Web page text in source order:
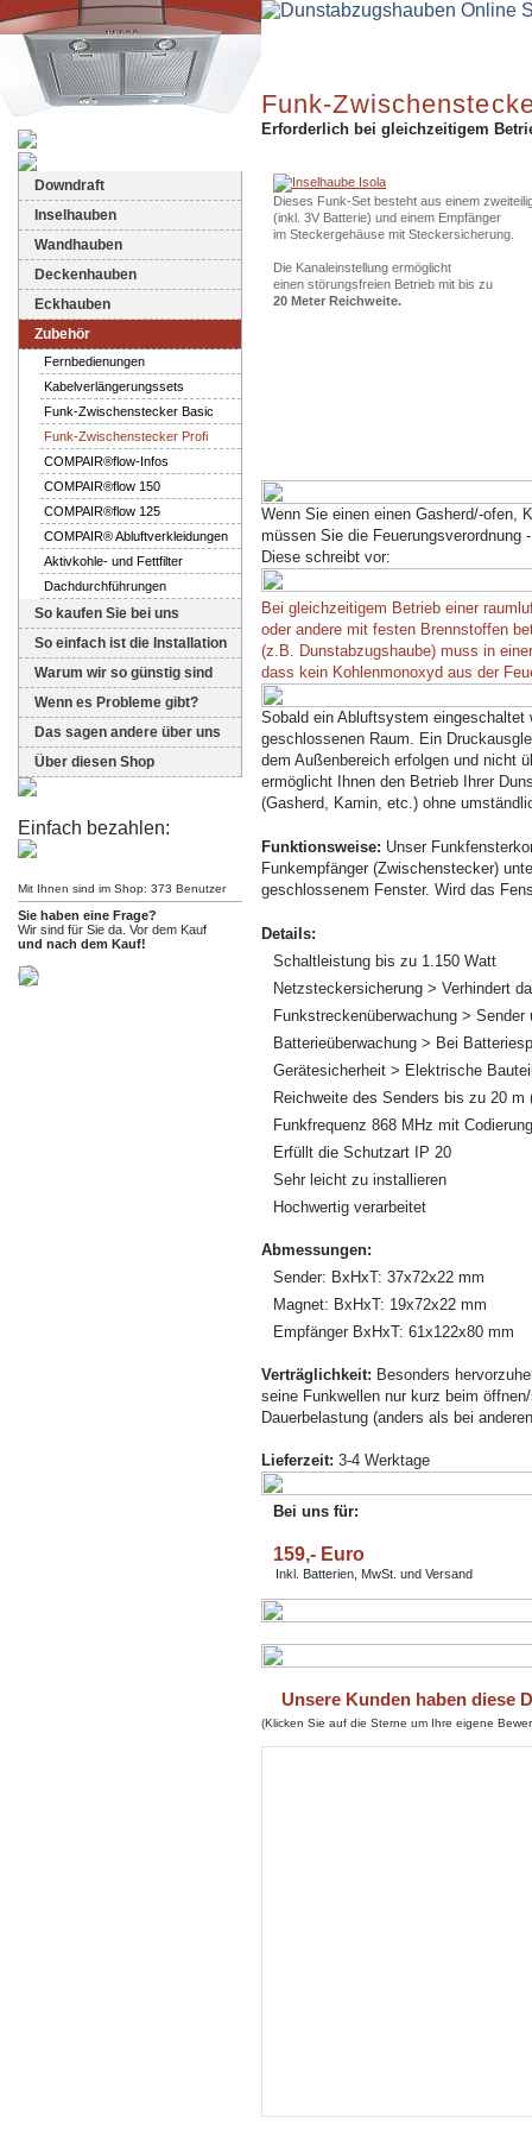
Downdraft
Inselhauben
Wandhauben
Deckenhauben
Eckhauben
Zubehör
Fernbedienungen
Kabelverlängerungssets
Funk-Zwischenstecker Basic
Funk-Zwischenstecker Profi
COMPAIR®flow-Infos
COMPAIR®flow 150
COMPAIR®flow 125
COMPAIR® Abluftverkleidungen
Aktivkohle- und Fettfilter
Dachdurchführungen
So kaufen Sie bei uns
So einfach ist die Installation
Warum wir so günstig sind
Wenn es Probleme gibt?
Das sagen andere über uns
Über diesen Shop
Einfach bezahlen:
Mit Ihnen sind im Shop: 373 Benutzer
Sie haben eine Frage?
Wir sind für Sie da. Vor dem Kauf
und nach dem Kauf!
Funk-
Erforderlich bei gleichzeitigem
Dieses Funk-Set besteht aus einem
(inkl. 3V Batterie) und einem Empfänger
im Steckergehäuse mit Steckersicherung.
Die Kanaleinstellung ermöglicht
einen störungsfreien Betrieb mit bis zu
20 Meter Reichweite.
Wenn Sie einen einen Gasherd/-ofen,
müssen Sie die Feuerungsverordnung
Diese schreibt vor:
Bei gleichzeitigem Betrieb einer
oder andere mit festen Brennstoffen
(z.B. Dunstabzugshaube) muss in
dass kein Kohlenmonoxyd aus der
Sobald ein Abluftsystem
geschlossenen Raum. Ein
dem Außenbereich erfolgen und nicht
ermöglicht Ihnen den Betrieb Ihrer
(Gasherd, Kamin, etc.) ohne
Funktionsweise: Unser
Funkempfänger (Zwischenstecker)
geschlossenem Fenster. Wird das
Details:
Schaltleistung bis zu 1.150 Watt
Netzsteckersicherung > Verhindert
Funkstreckenüberwachung >
Batterieüberwachung > Bei
Gerätesicherheit > Elektrische
Reichweite des Senders bis zu 20 m
Funkfrequenz 868 MHz mit
Erfüllt die Schutzart IP 20
Sehr leicht zu installieren
Hochwertig verarbeitet
Abmessungen:
Sender: BxHxT: 37x72x22 mm
Magnet: BxHxT: 19x72x22 mm
Empfänger BxHxT: 61x122x80 mm
Verträglichkeit: Besonders
seine Funkwellen nur kurz beim
Dauerbelastung (anders als bei
Lieferzeit: 3-4 Werktage
Bei uns für:
159,- Euro
Inkl. Batterien, MwSt. und Versand
Unsere Kunden haben diese
(Klicken Sie auf die Sterne um Ihre eigene